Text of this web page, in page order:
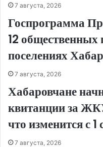
7 августа, 2026
Госпрограмма
12
поселениях
7 августа, 2026
Хабаровчане
квитанции за
что изменится с
7 августа, 2026